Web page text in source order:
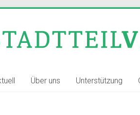
Über uns Unterstützung